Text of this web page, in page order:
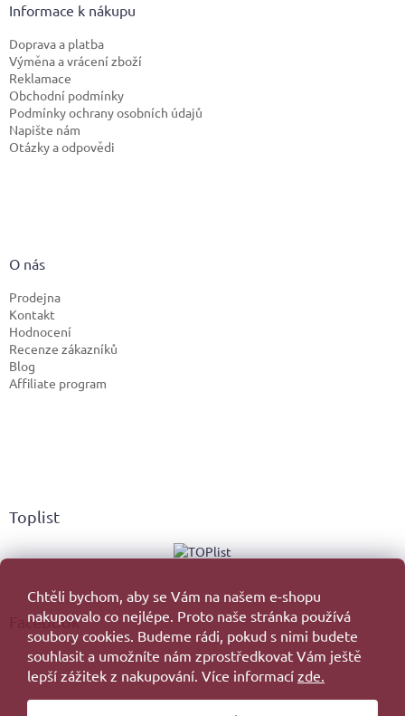
Chtěli bychom, aby se Vám na našem e-shopu
nakupovalo co nejlépe. Proto naše stránka používá
soubory cookies. Budeme rádi, pokud s nimi budete
souhlasit a umožníte nám zprostředkovat Vám ještě
lepší zážitek z nakupování. Více informací zde.
Informace k nákupu
Doprava a platba
Výměna a vrácení zboží
Reklamace
Obchodní podmínky
Podmínky ochrany osobních údajů
Napište nám
Otázky a odpovědi
O nás
Prodejna
Kontakt
Hodnocení
Recenze zákazníků
Blog
Affiliate program
Toplist
Facebook